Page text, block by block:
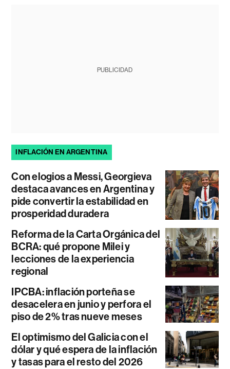
PUBLICIDAD
INFLACIÓN EN ARGENTINA
Con elogios a Messi, Georgieva
destaca avances en Argentina y
pide convertir la estabilidad en
prosperidad duradera
Reforma de la Carta Orgánica del
BCRA: qué propone Milei y
lecciones de la experiencia
regional
IPCBA: inflación porteña se
desacelera en junio y perfora el
piso de 2% tras nueve meses
El optimismo del Galicia con el
dólar y qué espera de la inflación
y tasas para el resto del 2026